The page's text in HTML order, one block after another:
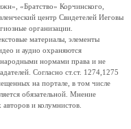
«Братство» Корчинского,
центр Свидетелей Иеговы
организации.
материалы, элементы
и аудио охраняются
нормами права и не
Согласно ст.ст. 1274,1275
на портале, в том числе
обязательной. Мнение
и колумнистов.